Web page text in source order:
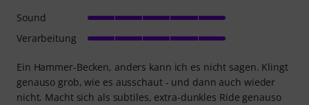
Ein Hammer-Becken, anders kann ich es nicht sagen. Klingt
genauso grob, wie es ausschaut - und dann auch wieder
nicht. Macht sich als subtiles, extra-dunkles Ride genauso
Sound
Verarbeitung